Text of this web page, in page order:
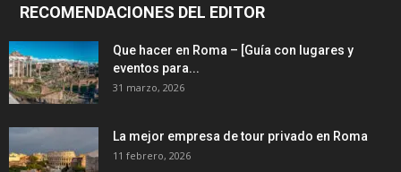
RECOMENDACIONES DEL EDITOR
Que hacer en Roma – [Guía con lugares y
eventos para...
31 marzo, 2026
La mejor empresa de tour privado en Roma
11 febrero, 2026